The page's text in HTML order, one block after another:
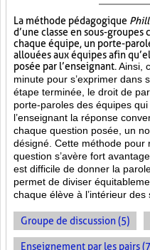
La méthode pédagogique
d’une classe en sous-groupes
chaque équipe, un porte-
allouées aux équipes afin
posée par l’enseignant. Ainsi,
minute pour s’exprimer dans
étape terminée, le droit de
porte-paroles des équipes
l’enseignant la réponse
chaque question posée, un
désigné. Cette méthode pour
question s’avère fort
est difficile de donner la
permet de diviser
chaque élève à l’intérieur des
Groupe de discussion (5)
Enseignement par les pairs